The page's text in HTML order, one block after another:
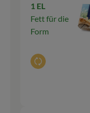
1 EL
Fett für die
Form
Auswahl ändern